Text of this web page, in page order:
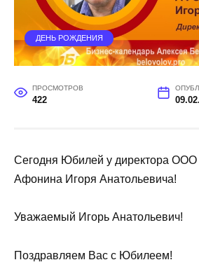
ДЕНЬ РОЖДЕНИЯ
ПРОСМОТРОВ
422
Сегодня Юбилей у директора ООО
Афонина Игоря Анатольевича!
Уважаемый Игорь Анатольевич!
Поздравляем Вас с Юбилеем!